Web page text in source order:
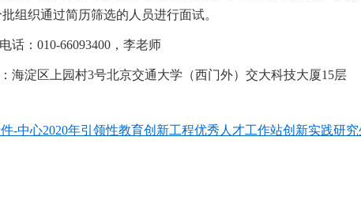
组织通过简历筛选的人员进行面试。
话：010-66093400，李老师
海淀区上园村3号北京交通大学（西门外）交大科技大厦15层
-中心2020年引领性教育创新工程优秀人才工作站创新实践研